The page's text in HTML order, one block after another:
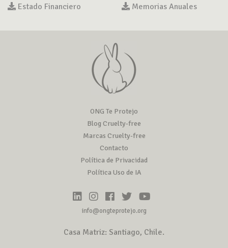
Estado Financiero Memorias Anuales
ONG Te Protejo
Blog Cruelty-free
Marcas Cruelty-free
Contacto
Política de Privacidad
Política Uso de IA
info@ongteprotejo.org
Casa Matriz: Santiago, Chile.